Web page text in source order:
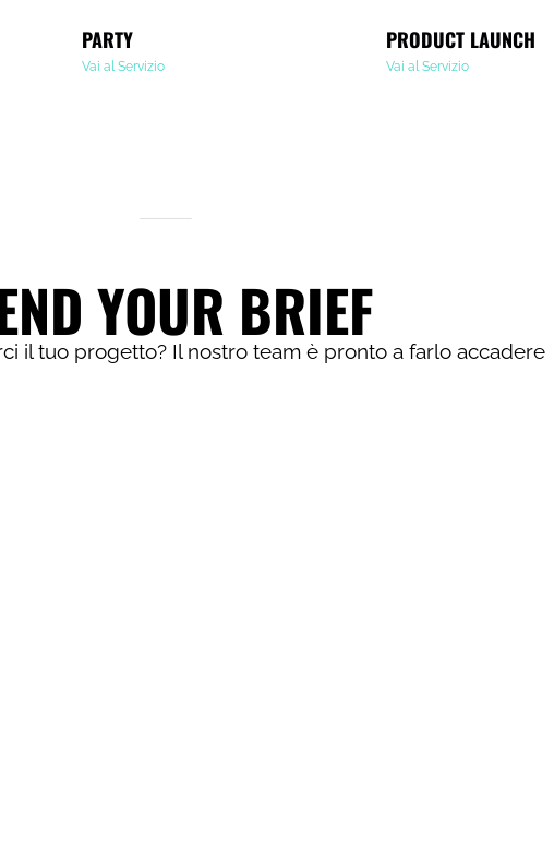
PARTY
Vai al Servizio
PRODUCT LAUNCH
Vai al Servizio
YOUR BRIEF
il tuo progetto? Il nostro team è pronto a farlo accadere​